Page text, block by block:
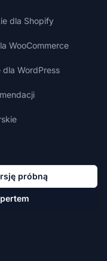
dla Shopify
WooCommerce
WordPress
próbną